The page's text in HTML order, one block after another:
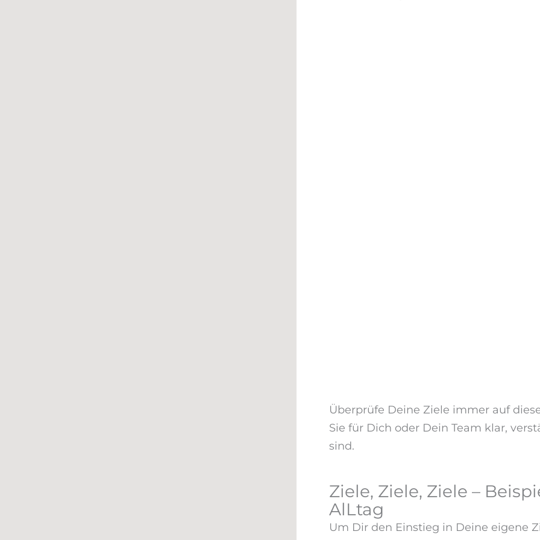
Überprüfe Deine Ziele immer auf
Sie für Dich oder Dein Team klar,
sind.
Ziele, Ziele, Ziele –
AlLtag
Um Dir den Einstieg in Deine eigene